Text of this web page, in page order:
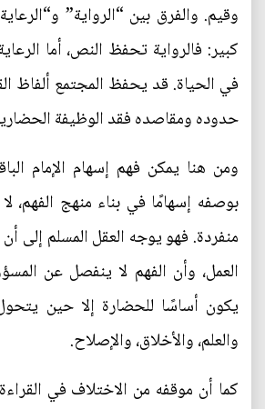
وقيم. والفرق بين “الرواية”
كبير: فالرواية تحفظ النص، أما
في الحياة. قد يحفظ المجتمع ألفاظ
حدوده ومقاصده فقد الوظيفة
ومن هنا يمكن فهم إسهام الإمام
بوصفه إسهامًا في بناء منهج الفهم،
منفردة. فهو يوجه العقل المسلم إلى
العمل، وأن الفهم لا ينفصل عن
يكون أساسًا للحضارة إلا حين
والعلم، والأخلاق، والإصلاح.
كما أن موقفه من الاختلاف في